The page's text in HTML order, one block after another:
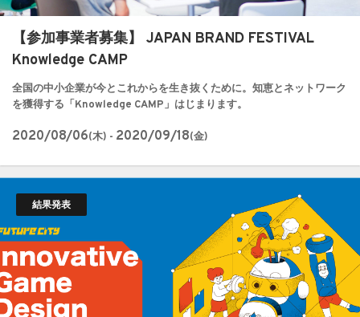
【参加事業者募集】 JAPAN BRAND FESTIVAL
Knowledge CAMP
全国の中小企業が今とこれからを生き抜くために。知恵とネットワーク
を獲得する「Knowledge CAMP」はじまります。
2020/08/06(木) - 2020/09/18(金)
結果発表